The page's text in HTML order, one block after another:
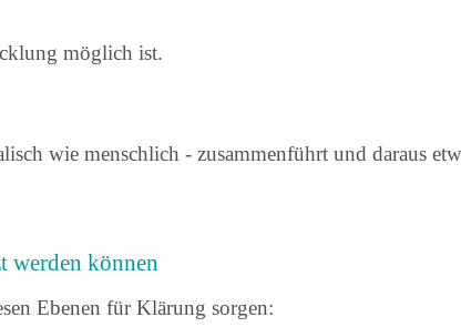
möglich ist.
wie menschlich - zusammenführt und daraus
werden können
Ebenen für Klärung sorgen: